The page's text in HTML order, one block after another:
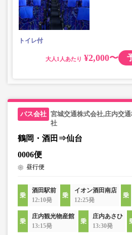
トイレ付
大人 ¥2,000〜
宮城交通株式会社,庄内交
社
鶴岡・酒田⇒仙台
0006便
昼行便
酒田駅前
12:10発
イオン酒田南店
12:25発
庄内観光物産館
13:15発
庄内あさひ
13:30発